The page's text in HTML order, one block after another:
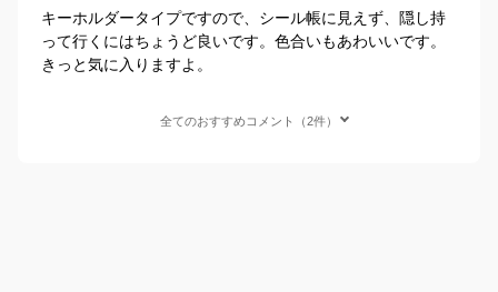
キーホルダータイプですので、シール帳に見えず、隠し持
って行くにはちょうど良いです。色合いもあわいいです。
きっと気に入りますよ。
全てのおすすめコメント（2件）